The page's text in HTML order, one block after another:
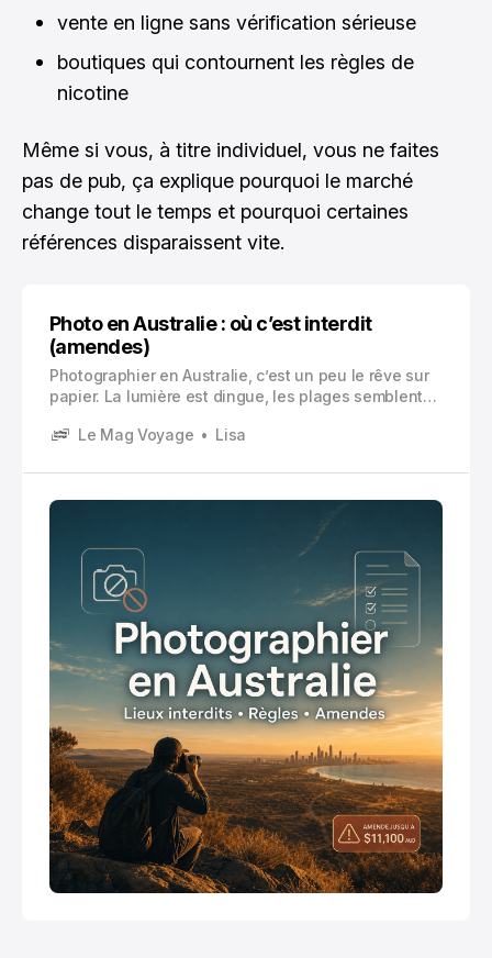
vente en ligne sans vérification sérieuse
boutiques qui contournent les règles de
nicotine
Même si vous, à titre individuel, vous ne faites
pas de pub, ça explique pourquoi le marché
change tout le temps et pourquoi certaines
références disparaissent vite.
Photo en Australie : où c’est interdit
(amendes)
Photographier en Australie, c’est un peu le rêve sur
papier. La lumière est dingue, les plages semblent
prévenir. Et puis il y a cette sensation de liberté, de
Le Mag Voyage Lisa